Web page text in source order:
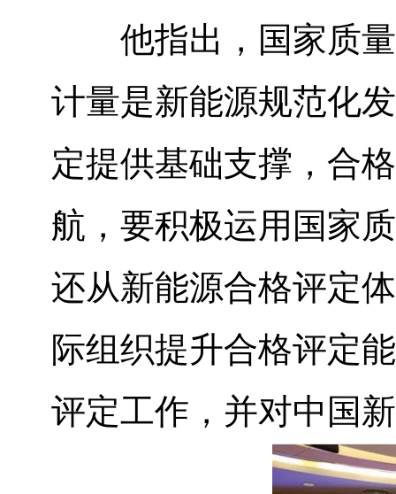
他指出，国家质量
计量是新能源规范化
定提供基础支撑，合
航，要积极运用国家
还从新能源合格评定
际组织提升合格评定
评定工作，并对中国